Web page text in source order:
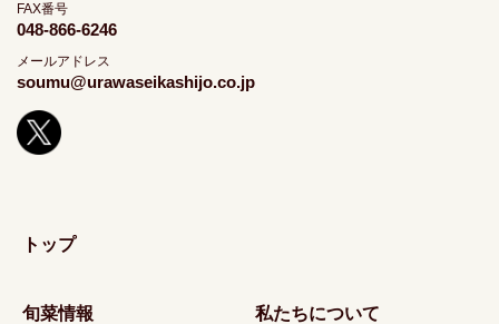
FAX番号
048-866-6246
メールアドレス
soumu@urawaseikashijo.co.jp
トップ
旬菜情報 私たちについて